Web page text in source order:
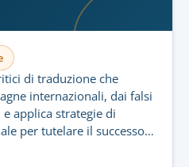
di traduzione che
internazionali, dai falsi
applica strategie di
per tutelare il successo